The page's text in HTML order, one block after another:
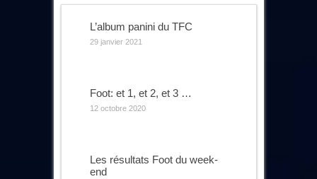
L’album panini du TFC
29 janvier 2021
Foot: et 1, et 2, et 3 …
12 octobre 2020
Les résultats Foot du week-
end